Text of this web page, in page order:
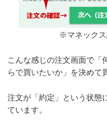
※マネック
こんな感じの注文画面で「
らで買いたいか」を決めて
注文が「約定」という状態
ています。